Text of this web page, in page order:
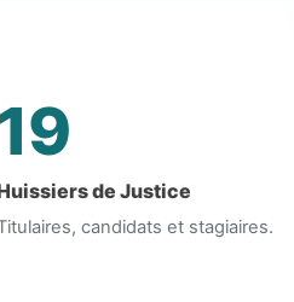
19
de Justice
candidats et stagiaires.